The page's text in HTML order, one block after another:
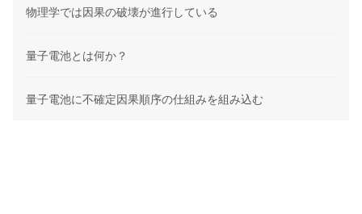
物理学では因果の破壊が進行している
量子電池とは何か？
量子電池に不確定因果順序の仕組みを組み込む